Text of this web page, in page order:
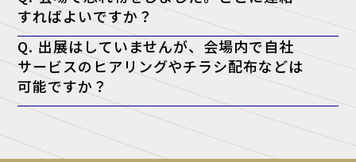
すればよいですか？
A. 忘れ物に関しては、会場となった施設へ直接お問い合わせをお願い
いたします。
Q. 出展はしていませんが、会場内で自社
サービスのヒアリングやチラシ配布などは
可能ですか？
A. 当展示会では、正規出展者様以外の許可のない営業・宣伝活動を一
切禁止しております。